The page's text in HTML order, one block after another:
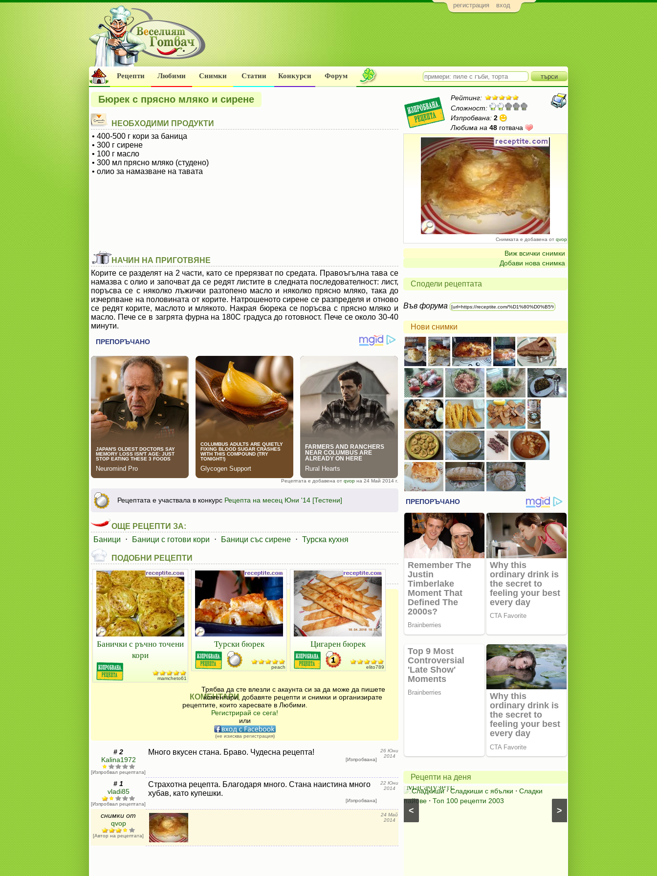
регистрация вход
Рецепти Любими Снимки Статии Конкурси Форум
Бюрек с прясно мляко и сирене
Рейтинг:
Сложност:
Изпробвана: 2
Любима на 48 готвача
Снимката е добавена от qvop
Виж всички снимки
Добави нова снимка
НЕОБХОДИМИ ПРОДУКТИ
• 400-500 г кори за баница
• 300 г сирене
• 100 г масло
• 300 мл прясно мляко (студено)
• олио за намазване на тавата
НАЧИН НА ПРИГОТВЯНЕ
Корите се разделят на 2 части, като се прерязват по средата. Правоъгълна тава се
намазва с олио и започват да се редят листите в следната последователност: лист,
поръсва се с няколко лъжички разтопено масло и няколко прясно мляко, така до
изчерпване на половината от корите. Натрошеното сирене се разпределя и отново
се редят корите, маслото и млякото. Накрая бюрека се поръсва с прясно мляко и
масло. Пече се в загрята фурна на 180С градуса до готовност. Пече се около 30-40
минути.
Рецептата е добавена от qvop на 24 Май 2014 г.
Рецептата е участвала в конкурс Рецепта на месец Юни '14 [Тестени]
ОЩЕ РЕЦЕПТИ ЗА:
Баници
⋅ Баници с готови кори ⋅ Баници със сирене ⋅ Турска кухня
ПОДОБНИ РЕЦЕПТИ
Банички с ръчно точени
кори
mamcheto61
Турски бюрек
peach
Цигарен бюрек
elito789
КОМЕНТАРИ
Трябва да сте влезли с акаунта си за да може да пишете
коментари, добавяте рецепти и снимки и организирате
рецептите, които харесвате в Любими.
Регистрирай се сега!
или
(не изисква регистрация)
# 2
Kalina1972
[Изпробвал рецептата]
Много вкусен стана. Браво. Чудесна рецепта!
[Изпробвана]
26 Юни
2014
# 1
vladi85
[Изпробвал рецептата]
Страхотна рецепта. Благодаря много. Стана наистина много
хубав, като купешки.
[Изпробвана]
22 Юни
2014
снимки от
qvop
[Автор на рецептата]
24 Май
2014
Сподели рецептата
Във форума
Нови снимки
Рецепти на деня
>
<
Букет
Салати с краставици
Салати с марули (зелени
салати)
пай
от
Масачузетс
Сладкиши⋅Сладкиши с ябълки ⋅ Сладки
пайове ⋅ Топ 100 рецепти 2003